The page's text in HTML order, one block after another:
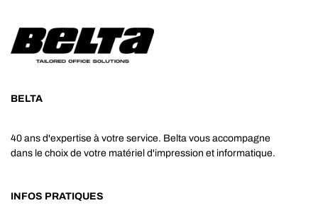
BELTA
40 ans d'expertise à votre service. Belta vous accompagne
dans le choix de votre matériel d'impression et informatique.
INFOS PRATIQUES